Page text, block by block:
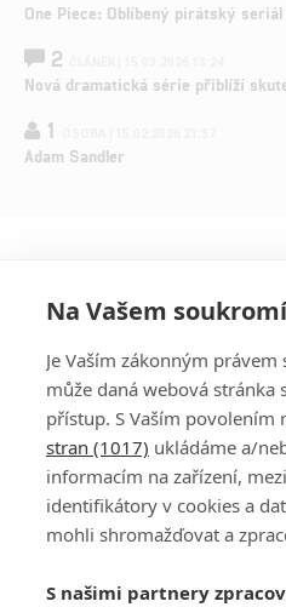
One Piece: Oblíbený pirátský
2
Nová dramatická série přiblíží
1
Adam Sandler
DISKUZE
Šéfredaktorkou webu jePetr Slavík
Na Vašem
Je Vaším zákonným
může daná webová
přístup. S Vaším povolením
stran (1017) ukládáme a/
informacím na zařízení,
identifikátory v cookies a
mohli shromažďovat a
S našimi partnery